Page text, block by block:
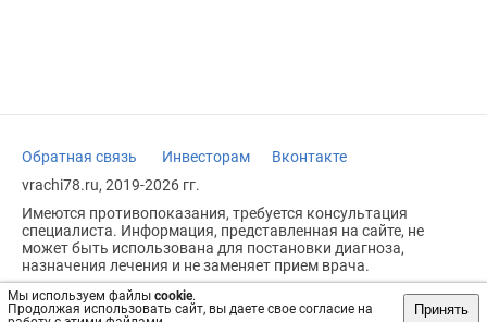
Мы используем файлы cookie.
Продолжая использовать сайт, вы даете свое согласие на
Принять
Обратная связь Инвесторам
Вконтакте
vrachi78.ru, 2019-2026 гг.
Имеются противопоказания, требуется консультация
специалиста. Информация, представленная на сайте, не
может быть использована для постановки диагноза,
назначения лечения и не заменяет прием врача.
Возрастное ограничение: 18+